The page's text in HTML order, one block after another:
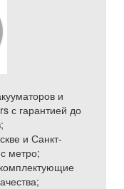
и
с гарантией до
и Санкт-
метро;